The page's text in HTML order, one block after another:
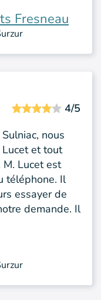
Fresneau
4/5
nous
et tout
Lucet est
téléphone. Il
essayer de
demande. Il